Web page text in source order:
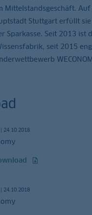
Mittelstandsgeschäft. Auf
Stuttgart erfüllt
Sparkasse. Seit 2013 ist
seit 2015
| 24.10.2018
| 24.10.2018